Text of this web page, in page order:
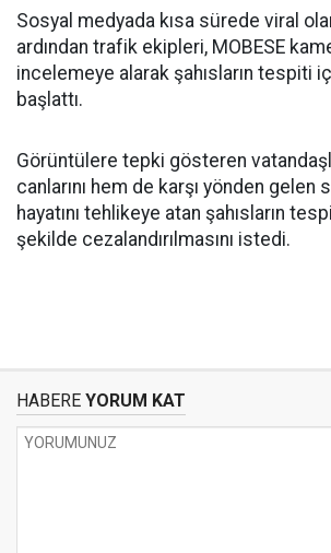
Sosyal medyada kısa sürede viral
ardından trafik ekipleri, MOBESE
incelemeye alarak şahısların tespiti
başlattı.
Görüntülere tepki gösteren
canlarını hem de karşı yönden gelen
hayatını tehlikeye atan şahısların
şekilde cezalandırılmasını istedi.
HABERE YORUM KAT